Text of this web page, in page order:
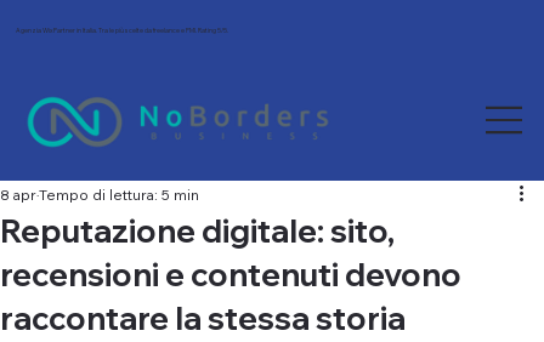
Agenzia Wix Partner in Italia. Tra le più scelte da freelance e PMI. Rating 5/5.
Reputazione digitale: sito,
recensioni e contenuti devono
raccontare la stessa storia
8 aprTempo di lettura: 5 min